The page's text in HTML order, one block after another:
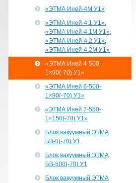
«ЭТМА Иней-4М У1»
«ЭТМА Иней-4.1 У1»,
«ЭТМА Иней-4.1М У1»,
«ЭТМА Иней-4.2 У1»,
«ЭТМА Иней-4.2М У1»
«ЭТМА Иней 4-500-
1×90(-70) У1»
«ЭТМА Иней 6-500-
1×90(-70) У1»
«ЭТМА Иней 7-550-
1×150(-70) У1»
Блок вакуумный ЭТМА
БВ-0(-70) У1
Блок вакуумный ЭТМА
БВ-500(-70) У1
Блок вакуумный ЭТМА